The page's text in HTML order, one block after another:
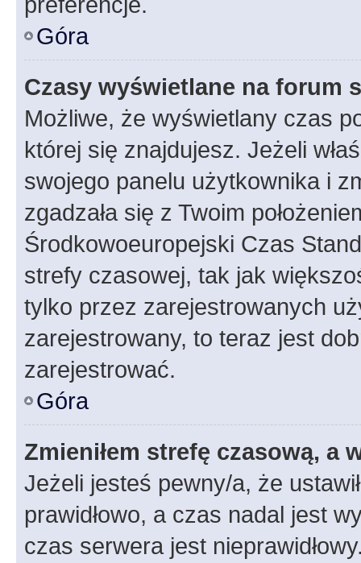
Góra
Czasy wyświetlane na forum
Możliwe, że wyświetlany czas
której się znajdujesz. Jeżeli
swojego panelu użytkownika i
zgadzała się z Twoim
Środkowoeuropejski Czas
strefy czasowej, tak jak
tylko przez zarejestrowanych
zarejestrowany, to teraz jest
zarejestrować.
Góra
Zmieniłem strefę czasową, a
Jeżeli jesteś pewny/a, że
prawidłowo, a czas nadal jest
czas serwera jest